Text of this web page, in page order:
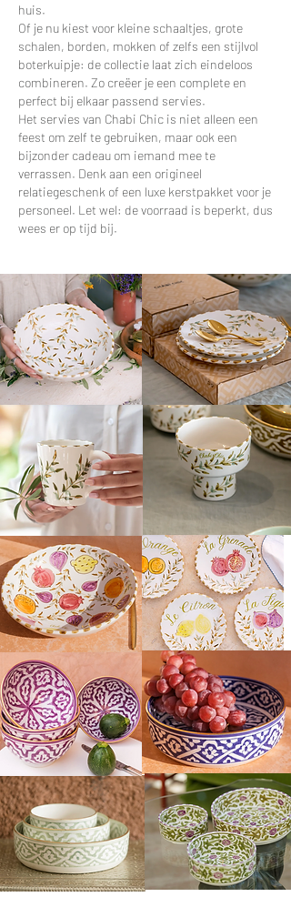
huis.
Of je nu kiest voor kleine schaaltjes, grote
schalen, borden, mokken of zelfs een stijlvol
boterkuipje: de collectie laat zich eindeloos
combineren. Zo creëer je een complete en
perfect bij elkaar passend servies.
Het servies van Chabi Chic is niet alleen een
feest om zelf te gebruiken, maar ook een
bijzonder cadeau om iemand mee te
verrassen. Denk aan een origineel
relatiegeschenk of een luxe kerstpakket voor je
personeel. Let wel: de voorraad is beperkt, dus
wees er op tijd bij.